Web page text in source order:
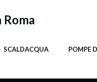
SCALDACQUA POMPE